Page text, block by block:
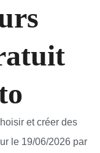
et créer des
le 19/06/2026 par